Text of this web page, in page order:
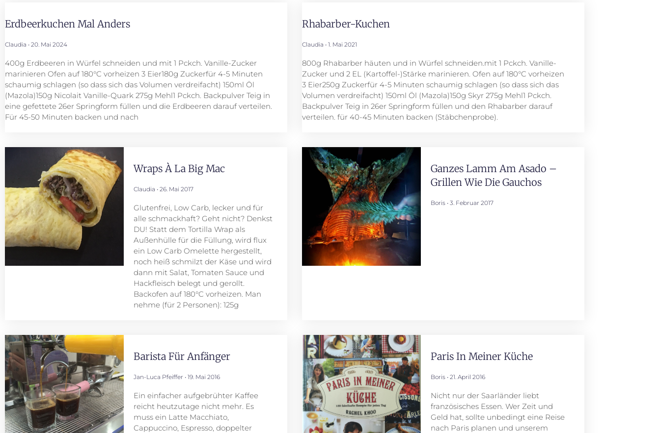
Erdbeerkuchen Mal Anders
Claudia 20. Mai 2024
400g Erdbeeren in Würfel schneiden und mit 1 Pckch. Vanille-Zucker
marinieren Ofen auf 180°C vorheizen 3 Eier180g Zuckerfür 4-5 Minuten
schaumig schlagen (so dass sich das Volumen verdreifacht) 150ml Öl
(Mazola)150g Nicolait Vanille-Quark 275g Mehl1 Pckch. Backpulver Teig in
eine gefettete 26er Springform füllen und die Erdbeeren darauf verteilen.
Für 45-50 Minuten backen und nach
Rhabarber-Kuchen
Claudia 1. Mai 2021
800g Rhabarber häuten und in Würfel schneiden.mit 1 Pckch. Vanille-
Zucker und 2 EL (Kartoffel-)Stärke marinieren. Ofen auf 180°C vorheizen
3 Eier250g Zuckerfür 4-5 Minuten schaumig schlagen (so dass sich das
Volumen verdreifacht) 150ml Öl (Mazola)150g Skyr 275g Mehl1 Pckch.
Backpulver Teig in 26er Springform füllen und den Rhabarber darauf
verteilen. für 40-45 Minuten backen (Stäbchenprobe).
Wraps À La Big Mac
Claudia 26. Mai 2017
Glutenfrei, Low Carb, lecker und für
alle schmackhaft? Geht nicht? Denkst
DU! Statt dem Tortilla Wrap als
Außenhülle für die Füllung, wird flux
ein Low Carb Omelette hergestellt,
noch heiß schmilzt der Käse und wird
dann mit Salat, Tomaten Sauce und
Hackfleisch belegt und gerollt.
Backofen auf 180°C vorheizen. Man
nehme (für 2 Personen): 125g
Ganzes Lamm Am Asado –
Grillen Wie Die Gauchos
Boris 3. Februar 2017
Barista Für Anfänger
Jan-Luca Pfeiffer 19. Mai 2016
Ein einfacher aufgebrühter Kaffee
reicht heutzutage nicht mehr. Es
muss ein Latte Macchiato,
Cappuccino, Espresso, doppelter
Paris In Meiner Küche
Boris 21. April 2016
Nicht nur der Saarländer liebt
französisches Essen. Wer Zeit und
Geld hat, sollte unbedingt eine Reise
nach Paris planen und unserem